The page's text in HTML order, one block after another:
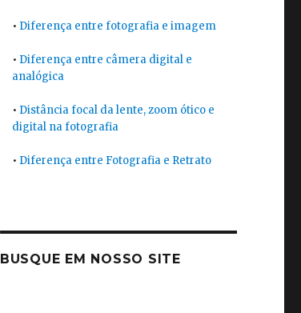
• Diferença entre fotografia e imagem
• Diferença entre câmera digital e
analógica
• Distância focal da lente, zoom ótico e
digital na fotografia
• Diferença entre Fotografia e Retrato
BUSQUE EM NOSSO SITE